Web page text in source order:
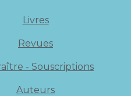
Livres
Revues
- Souscriptions
Auteurs